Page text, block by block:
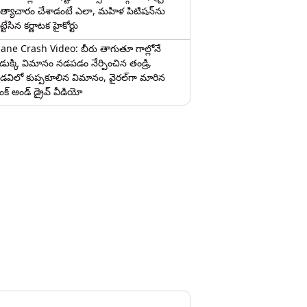
చేశాడంటే ఎలా, మహిళ పిటిషన్‌ను
కర్ణాటక హైకోర్టు
Crash Video: బీరు తాగుతూ గాల్లోనే
విమానం నడపడం నేర్పించిన తండ్రి,
కుప్పకూలిన విమానం, వైరల్‌గా మారిన
అండ్ డ్రైవ్ వీడియో